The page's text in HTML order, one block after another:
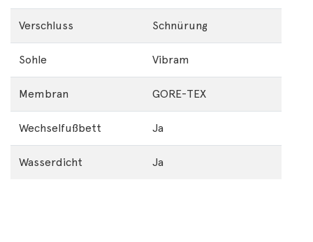
Verschluss Schnürung
Sohle Vibram
Membran GORE-TEX
Wechselfußbett Ja
Wasserdicht Ja